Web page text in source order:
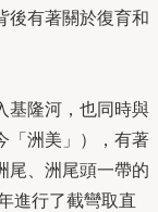
後有著關於復育和
基隆河，也同時與
「洲美」），有著
尾、洲尾頭一帶的
進行了截彎取直